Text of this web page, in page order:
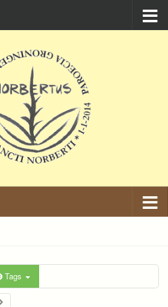
Tags